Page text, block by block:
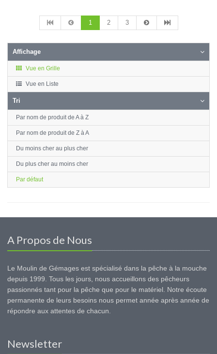
1 2 3
Affichage
Vue en Grille
Vue en Liste
Tri
Par nom de produit de A à Z
Par nom de produit de Z à A
Du moins cher au plus cher
Du plus cher au moins cher
Par défaut
A Propos de Nous
Le Moulin de Gémages est spécialisé dans la pêche à la mouche
depuis 1999. Tous les jours, nous accueillons des pêcheurs
passionnés tant pour la pêche que pour le matériel. Notre écoute
permanente de leurs besoins nous permet année après année de
répondre aux attentes de chacun.
Newsletter